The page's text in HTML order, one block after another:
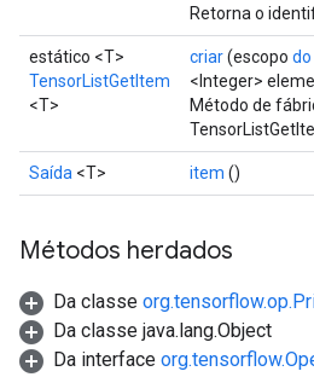
Retorna o
estático <T>
TensorListGetItem
<T>
criar(escopo
<Integer>
Método de
Saída <T> item ()
Métodos herdados
Da classe
Da classe java.lang.Object
Da interface